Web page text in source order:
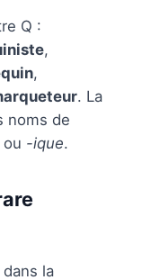
Q :
,
,
. La
noms de
ou -ique.
la